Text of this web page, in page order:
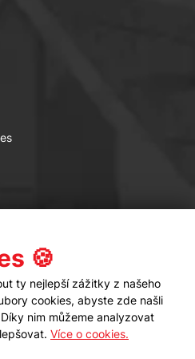
Sledujte nás
🍪
ty nejlepší zážitky z našeho
cookies, abyste zde našli
nim můžeme analyzovat
Více o cookies.